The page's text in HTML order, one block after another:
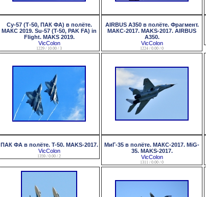
Су-57 (Т-50, ПАК ФА) в полёте.
МАКС 2019. Su-57 (T-50, PAK FA) in
Flight. MAKS 2019.
VicColon
1229 / 10.00 / 3
AIRBUS A350 в полёте. Фрагмент.
МАКС-2017. MAKS-2017. AIRBUS
A350.
VicColon
1224 / 0.00 / 0
ПАК ФА в полёте. T-50. MAKS-2017.
VicColon
1359 / 0.00 / 2
МиГ-35 в полёте. МАКС-2017. MiG-
35. MAKS-2017.
VicColon
1311 / 0.00 / 0